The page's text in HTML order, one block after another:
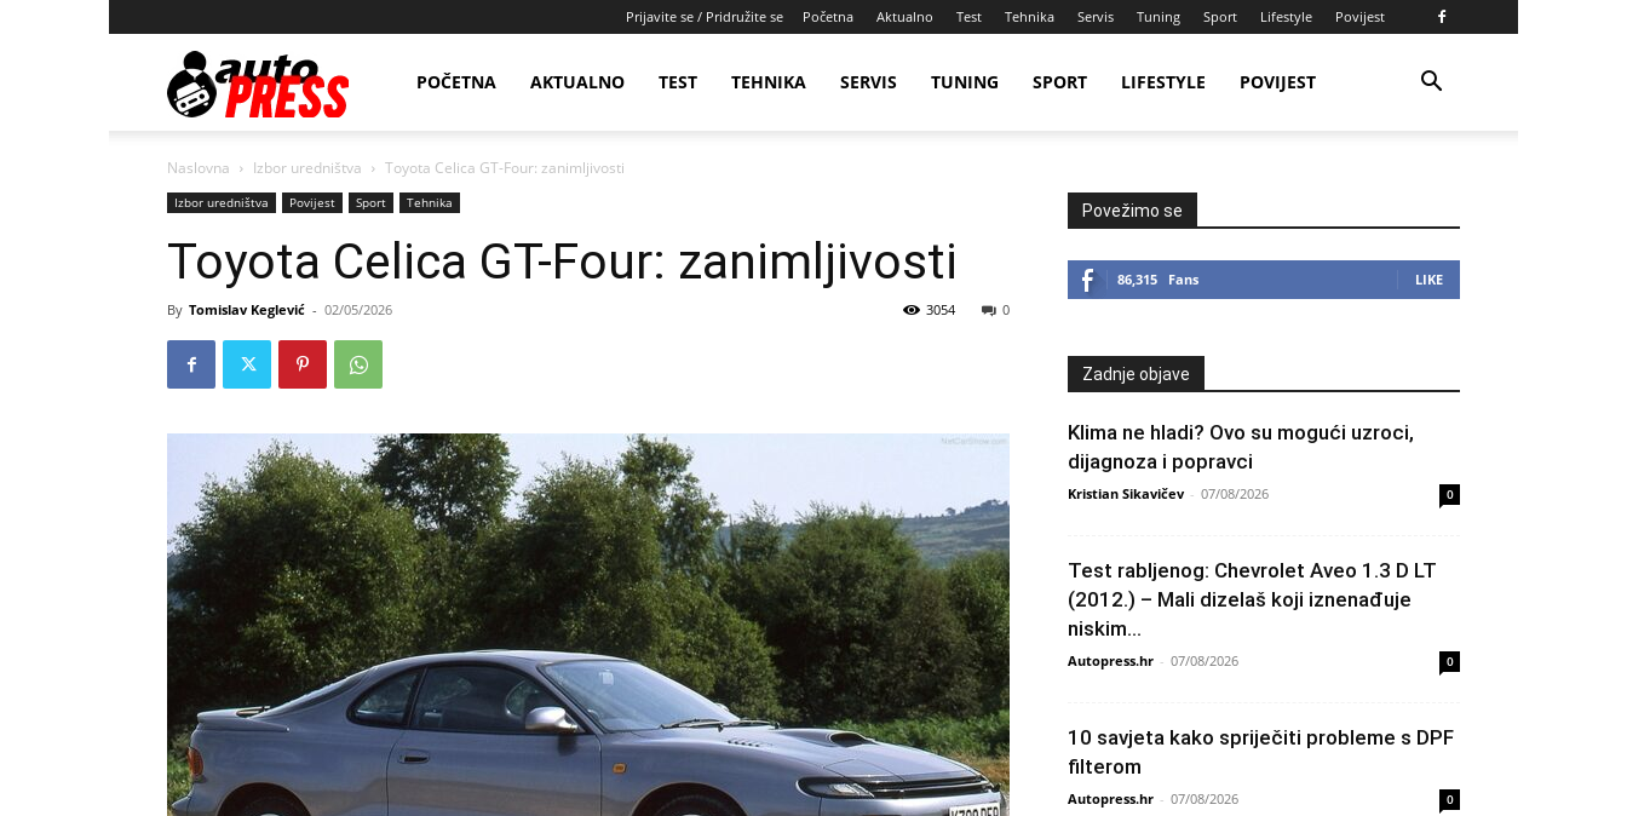
Prijavite se / Pridružite se Početna Aktualno Test Tehnika Servis Tuning Sport Lifestyle Povijest
AutopressHRPOČETNA AKTUALNO TEST TEHNIKA SERVIS TUNING SPORT LIFESTYLE POVIJEST
Naslovna Izbor uredništva Toyota Celica GT-Four: zanimljivosti
Izbor uredništva Povijest Sport Tehnika
Toyota Celica GT-Four: zanimljivosti
By Tomislav Keglević - 02/05/2026 0
3054
Povežimo se
86,315 Fans LIKE
Zadnje objave
Klima ne hladi? Ovo su mogući uzroci,
dijagnoza i popravci
Kristian Sikavičev - 07/08/2026 0
Test rabljenog: Chevrolet Aveo 1.3 D LT
(2012.) – Mali dizelaš koji iznenađuje
niskim...
Autopress.hr - 07/08/2026 0
10 savjeta kako spriječiti probleme s DPF
filterom
Autopress.hr - 07/08/2026 0